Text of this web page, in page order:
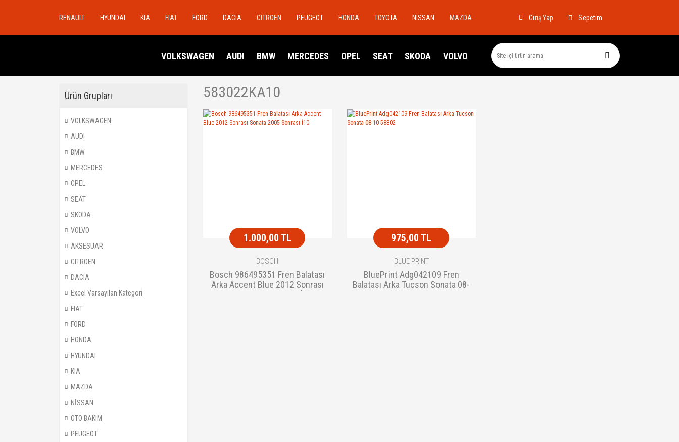
RENAULT HYUNDAI KIA FIAT FORD DACIA CITROEN PEUGEOT HONDA TOYOTA NISSAN MAZDA Giriş Yap Sepetim
VOLKSWAGEN AUDI BMW MERCEDES OPEL SEAT SKODA VOLVO
Ürün Grupları
VOLKSWAGEN
AUDI
BMW
MERCEDES
OPEL
SEAT
SKODA
VOLVO
AKSESUAR
CITROEN
DACIA
Excel Varsayılan Kategori
FIAT
FORD
HONDA
HYUNDAI
KIA
MAZDA
NİSSAN
OTO BAKIM
PEUGEOT
583022KA10
1.000,00 TL
BOSCH
Bosch 986495351 Fren Balatası
Arka Accent Blue 2012 Sonrası
975,00 TL
BLUE PRINT
BluePrint Adg042109 Fren
Balatası Arka Tucson Sonata 08-